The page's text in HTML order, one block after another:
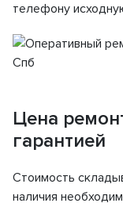
телефону
Цена
гарантией
Стоимость
наличия